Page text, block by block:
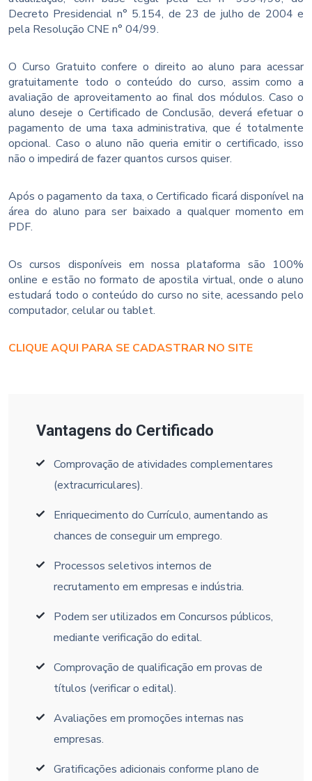
Decreto Presidencial n° 5.154, de 23 de julho de 2004 e
pela Resolução CNE n° 04/99.
O Curso Gratuito confere o direito ao aluno para acessar
gratuitamente todo o conteúdo do curso, assim como a
avaliação de aproveitamento ao final dos módulos. Caso o
aluno deseje o Certificado de Conclusão, deverá efetuar o
pagamento de uma taxa administrativa, que é totalmente
opcional. Caso o aluno não queria emitir o certificado, isso
não o impedirá de fazer quantos cursos quiser.
Após o pagamento da taxa, o Certificado ficará disponível na
área do aluno para ser baixado a qualquer momento em
PDF.
Os cursos disponíveis em nossa plataforma são 100%
online e estão no formato de apostila virtual, onde o aluno
estudará todo o conteúdo do curso no site, acessando pelo
computador, celular ou tablet.
CLIQUE AQUI PARA SE CADASTRAR NO SITE
Vantagens do Certificado
Comprovação de atividades complementares
(extracurriculares).
Enriquecimento do Currículo, aumentando as
chances de conseguir um emprego.
Processos seletivos internos de
recrutamento em empresas e indústria.
Podem ser utilizados em Concursos públicos,
mediante verificação do edital.
Comprovação de qualificação em provas de
títulos (verificar o edital).
Avaliações em promoções internas nas
empresas.
Gratificações adicionais conforme plano de